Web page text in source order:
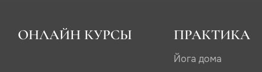
ОНЛАЙН КУРСЫ ПРАКТИКА
Йога дома